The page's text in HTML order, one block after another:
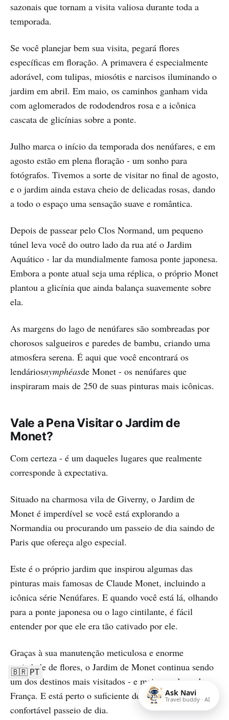
sazonais que tornam a visita valiosa durante toda a
temporada.
Se você planejar bem sua visita, pegará flores
específicas em floração. A primavera é especialmente
adorável, com tulipas, miosótis e narcisos iluminando o
jardim em abril. Em maio, os caminhos ganham vida
com aglomerados de rododendros rosa e a icônica
cascata de glicínias sobre a ponte.
Julho marca o início da temporada dos nenúfares, e em
agosto estão em plena floração - um sonho para
fotógrafos. Tivemos a sorte de visitar no final de agosto,
e o jardim ainda estava cheio de delicadas rosas, dando
a todo o espaço uma sensação suave e romântica.
Depois de passear pelo Clos Normand, um pequeno
túnel leva você do outro lado da rua até o Jardim
Aquático - lar da mundialmente famosa ponte japonesa.
Embora a ponte atual seja uma réplica, o próprio Monet
plantou a glicínia que ainda balança suavemente sobre
ela.
As margens do lago de nenúfares são sombreadas por
chorosos salgueiros e paredes de bambu, criando uma
atmosfera serena. É aqui que você encontrará os
lendáriosnymphéasde Monet - os nenúfares que
inspiraram mais de 250 de suas pinturas mais icônicas.
Vale a Pena Visitar o Jardim de
Monet?
Com certeza - é um daqueles lugares que realmente
corresponde à expectativa.
Situado na charmosa vila de Giverny, o Jardim de
Monet é imperdível se você está explorando a
Normandia ou procurando um passeio de dia saindo de
Paris que ofereça algo especial.
Este é o próprio jardim que inspirou algumas das
pinturas mais famosas de Claude Monet, incluindo a
icônica série Nenúfares. E quando você está lá, olhando
para a ponte japonesa ou o lago cintilante, é fácil
entender por que ele era tão cativado por ele.
Graças à sua manutenção meticulosa e enorme
variedade de flores, o Jardim de Monet continua sendo
um dos destinos mais visitados - e mais amados - da
França. E está perto o suficiente de Paris para ser um
confortável passeio de dia.
Ask Navi
Travel buddy · AI
🇧🇷 PT